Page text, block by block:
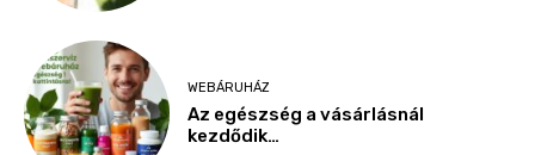
WEBÁRUHÁZ
Az egészség a vásárlásnál
kezdődik…